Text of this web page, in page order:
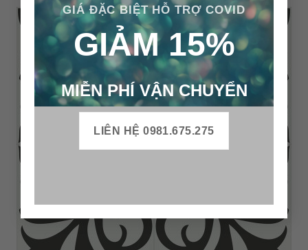
GIÁ ĐẶC BIỆT HỖ TRỢ COVID
GIẢM 15%
MIỄN PHÍ VẬN CHUYỂN
LIÊN HỆ 0981.675.275